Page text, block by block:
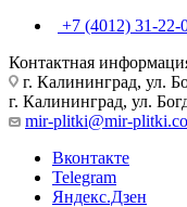
+7 (4012) 31-22-
Контактная
г. Калининград, ул.
г. Калининград, ул.
mir-plitki@mir-
Вконтакте
Telegram
Яндекс.Дзен